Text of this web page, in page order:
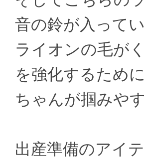
音の鈴が入って
ライオンの毛が
を強化するため
ちゃんが掴みや
出産準備のアイ